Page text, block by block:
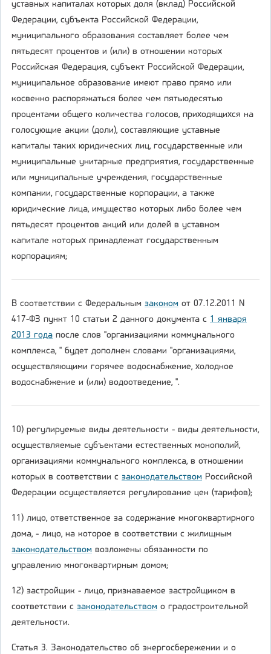
уставных капиталах которых доля (вклад) Российской
Федерации, субъекта Российской Федерации,
муниципального образования составляет более чем
пятьдесят процентов и (или) в отношении которых
Российская Федерация, субъект Российской Федерации,
муниципальное образование имеют право прямо или
косвенно распоряжаться более чем пятьюдесятью
процентами общего количества голосов, приходящихся на
голосующие акции (доли), составляющие уставные
капиталы таких юридических лиц, государственные или
муниципальные унитарные предприятия, государственные
или муниципальные учреждения, государственные
компании, государственные корпорации, а также
юридические лица, имущество которых либо более чем
пятьдесят процентов акций или долей в уставном
капитале которых принадлежат государственным
корпорациям;
В соответствии с Федеральным законом от 07.12.2011 N
417-ФЗ пункт 10 статьи 2 данного документа с 1 января
2013 года после слов "организациями коммунального
комплекса, " будет дополнен словами "организациями,
осуществляющими горячее водоснабжение, холодное
водоснабжение и (или) водоотведение, ".
10) регулируемые виды деятельности - виды деятельности,
осуществляемые субъектами естественных монополий,
организациями коммунального комплекса, в отношении
которых в соответствии с законодательством Российской
Федерации осуществляется регулирование цен (тарифов);
11) лицо, ответственное за содержание многоквартирного
дома, - лицо, на которое в соответствии с жилищным
законодательством возложены обязанности по
управлению многоквартирным домом;
12) застройщик - лицо, признаваемое застройщиком в
соответствии с законодательством о градостроительной
деятельности.
Статья 3. Законодательство об энергосбережении и о